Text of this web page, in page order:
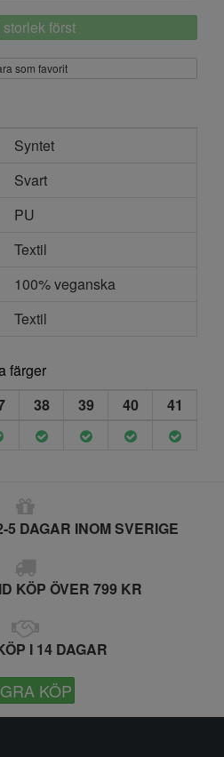
först
som favorit
Syntet
Svart
PU
Textil
100% veganska
Textil
färger
38 39 40
41
5 DAGAR INOM SVERIGE
KÖP ÖVER 799 KR
I 14 DAGAR
KÖP